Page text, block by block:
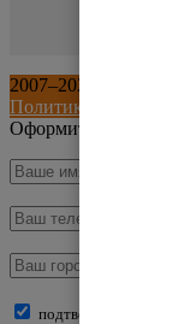
2007–2026
Политика
Оформить заказ
подтверждаю, что